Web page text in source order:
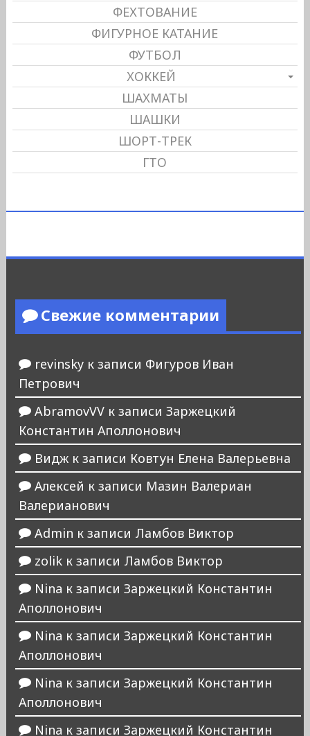
ФЕХТОВАНИЕ
ФИГУРНОЕ КАТАНИЕ
ФУТБОЛ
ХОККЕЙ
ШАХМАТЫ
ШАШКИ
ШОРТ-ТРЕК
ГТО
Свежие комментарии
revinskyк записи Фигуров Иван
Петрович
AbramovVVк записи Заржецкий
Константин Аполлонович
Виджк записи Ковтун Елена Валерьевна
Алексей к записи Мазин Валериан
Валерианович
Admin к записи Ламбов Виктор
zolikк записи Ламбов Виктор
Nina к записи Заржецкий Константин
Аполлонович
Nina к записи Заржецкий Константин
Аполлонович
Nina к записи Заржецкий Константин
Аполлонович
Nina к записи Заржецкий Константин